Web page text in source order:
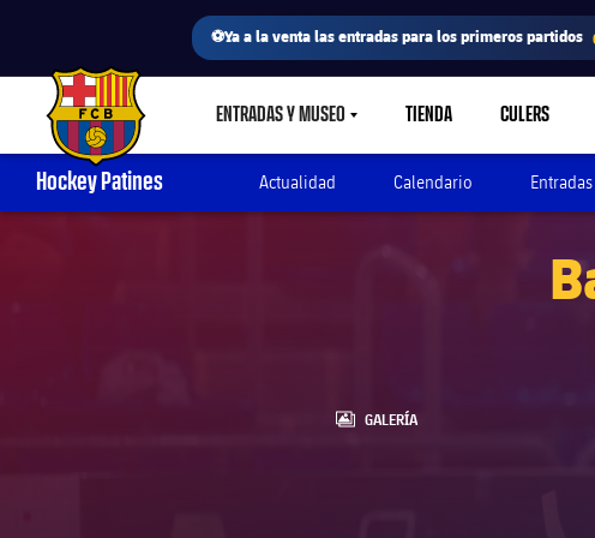
⚽Ya a la venta las entradas para los primeros partidos
FC Barcelona club badge ENTRADAS Y MUSEOLABEL.SHARE.CARETDOWN
TIENDA CULERS
Hockey Patines Actualidad Calendario Entradas
LABEL.ARIA.GALLERY
GALERÍA